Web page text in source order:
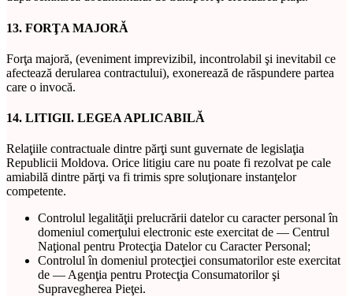
13. FORŢA MAJORĂ
Forţa majoră, (eveniment imprevizibil, incontrolabil şi inevitabil ce
afectează derularea contractului), exonerează de răspundere partea
care o invocă.
14. LITIGII. LEGEA APLICABILĂ
Relaţiile contractuale dintre părţi sunt guvernate de legislaţia
Republicii Moldova. Orice litigiu care nu poate fi rezolvat pe cale
amiabilă dintre părţi va fi trimis spre soluţionare instanţelor
competente.
Controlul legalităţii prelucrării datelor cu caracter personal în
domeniul comerţului electronic este exercitat de — Centrul
Naţional pentru Protecţia Datelor cu Caracter Personal;
Controlul în domeniul protecţiei consumatorilor este exercitat
de — Agenţia pentru Protecţia Consumatorilor şi
Supravegherea Pieţei.